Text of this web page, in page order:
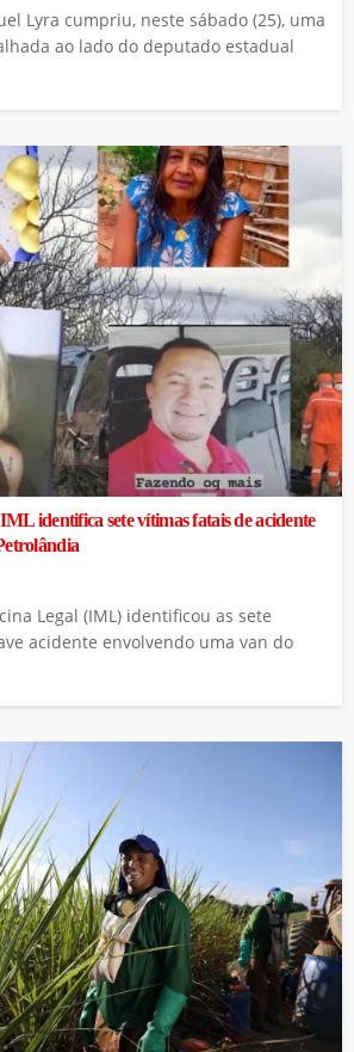
Lyra cumpriu, neste sábado (25), uma
ao lado do deputado estadual
identifica sete vítimas fatais de acidente
Legal (IML) identificou as sete
acidente envolvendo uma van do